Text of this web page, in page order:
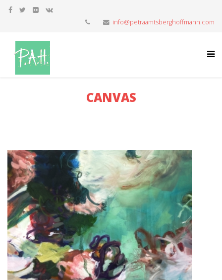
info@petraamtsberghoffmann.com
CANVAS